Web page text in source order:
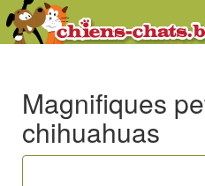
Magnifiques
chihuahuas